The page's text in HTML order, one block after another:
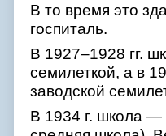
В то время это
госпиталь.
В 1927–1928 гг.
семилеткой, а в
заводской
В 1934 г. школа